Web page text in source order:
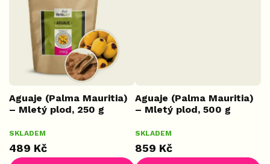
Aguaje (Palma Mauritia)
– Mletý plod, 250 g
SKLADEM
489 Kč
Aguaje (Palma Mauritia)
– Mletý plod, 500 g
SKLADEM
859 Kč